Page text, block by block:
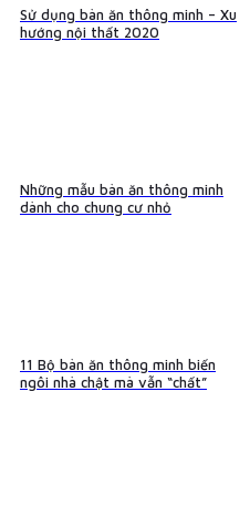
Sử dụng bàn ăn thông minh – Xu
hướng nội thất 2020
Những mẫu bàn ăn thông minh
dành cho chung cư nhỏ
11 Bộ bàn ăn thông minh biến
ngôi nhà chật mà vẫn “chất”